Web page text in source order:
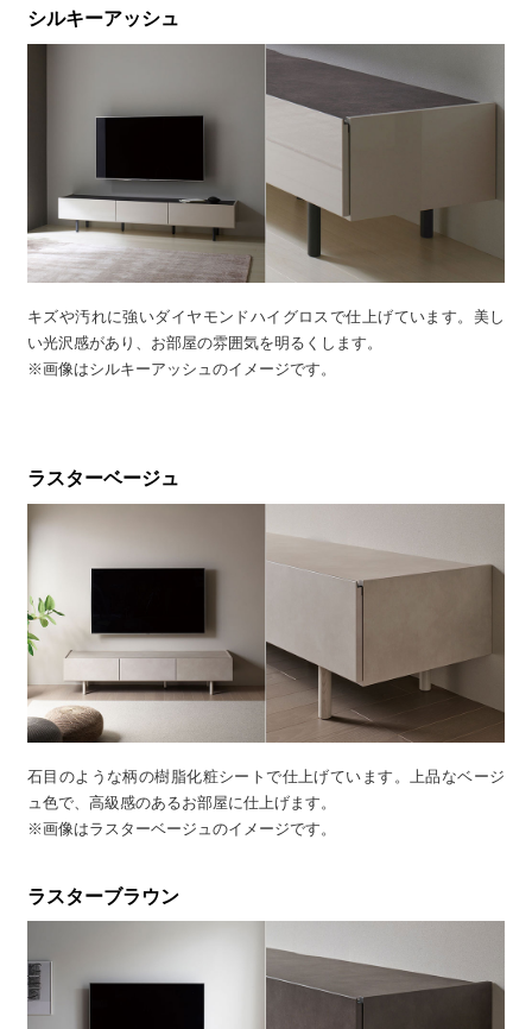
シルキーアッシュ
キズや汚れに強いダイヤモンドハイグロスで仕上げています。美し
い光沢感があり、お部屋の雰囲気を明るくします。
※画像はシルキーアッシュのイメージです。
ラスターベージュ
石目のような柄の樹脂化粧シートで仕上げています。上品なベージ
ュ色で、高級感のあるお部屋に仕上げます。
※画像はラスターベージュのイメージです。
ラスターブラウン